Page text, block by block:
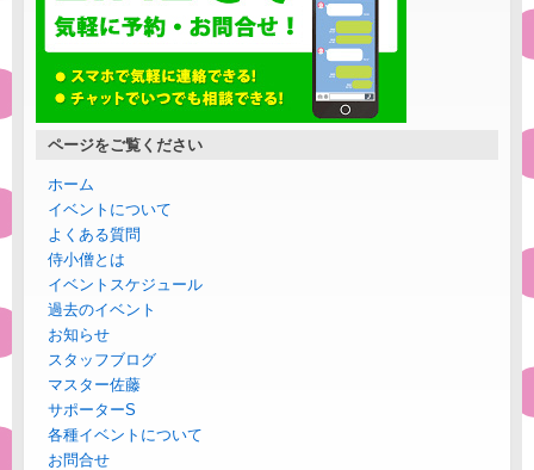
ページをご覧ください
ホーム
イベントについて
よくある質問
侍小僧とは
イベントスケジュール
過去のイベント
お知らせ
スタッフブログ
マスター佐藤
サポーターS
各種イベントについて
お問合せ